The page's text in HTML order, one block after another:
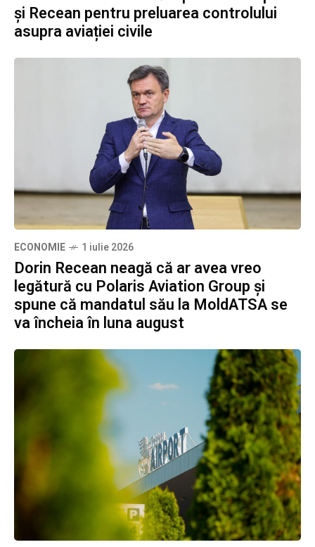
și Recean pentru preluarea controlului
asupra aviației civile
ECONOMIE 1 iulie 2026
Dorin Recean neagă că ar avea vreo
legătură cu Polaris Aviation Group și
spune că mandatul său la MoldATSA se
va încheia în luna august